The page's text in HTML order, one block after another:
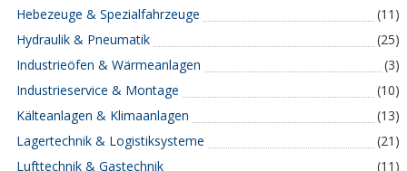
Hebezeuge & Spezialfahrzeuge
(11)
Hydraulik & Pneumatik
(25)
Industrieöfen & Wärmeanlagen
(3)
Industrieservice & Montage
(10)
Kälteanlagen & Klimaanlagen
(13)
Lagertechnik & Logistiksysteme
(21)
Lufttechnik & Gastechnik
(11)